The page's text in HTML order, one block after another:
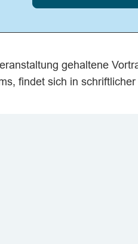
gehaltene
findet sich in